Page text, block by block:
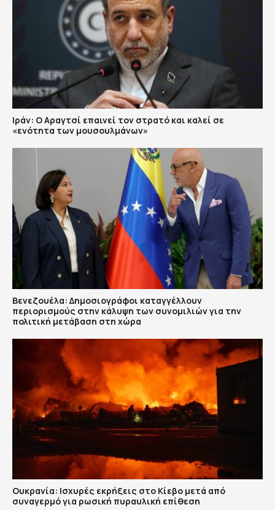
Ιράν: Ο Αραγτσί επαινεί τον στρατό και καλεί σε
«ενότητα των μουσουλμάνων»
Βενεζουέλα: Δημοσιογράφοι καταγγέλλουν
περιορισμούς στην κάλυψη των συνομιλιών για την
πολιτική μετάβαση στη χώρα
Ουκρανία: Ισχυρές εκρήξεις στο Κίεβο μετά από
συναγερμό για ρωσική πυραυλική επίθεση